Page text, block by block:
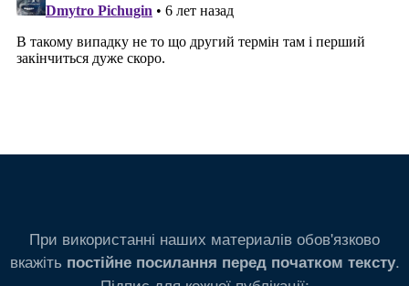
При використанні наших материалів обов'язково
вкажіть постійне посилання перед початком тексту.